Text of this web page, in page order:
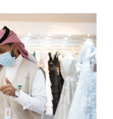
VAT
Tax Declaration